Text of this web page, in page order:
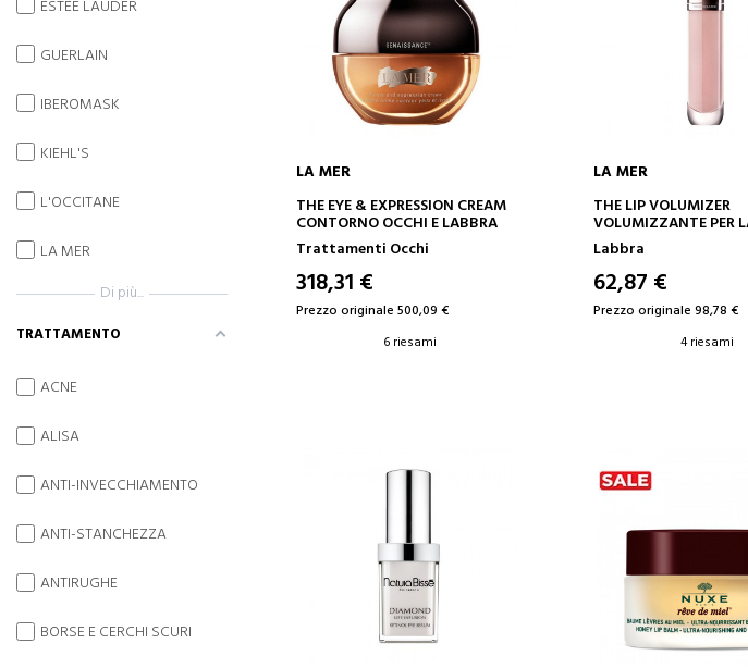
AGGIUNGI AL CARRELLO
LA MER
THE EYE & EXPRESSION CREAM
CONTORNO OCCHI E LABBRA
Trattamenti Occhi
318,31 €
Prezzo originale 500,09 €
6 riesami
AGGIUNGI AL
LA MER
THE LIP VOLUMIZER
VOLUMIZZANTE PER
Labbra
62,87 €
Prezzo originale 98,78 €
4 riesami
ESTEE LAUDER
GUERLAIN
IBEROMASK
KIEHL'S
L'OCCITANE
LA MER
Di più...
TRATTAMENTO
ACNE
ALISA
ANTI-INVECCHIAMENTO
ANTI-STANCHEZZA
ANTIRUGHE
BORSE E CERCHI SCURI